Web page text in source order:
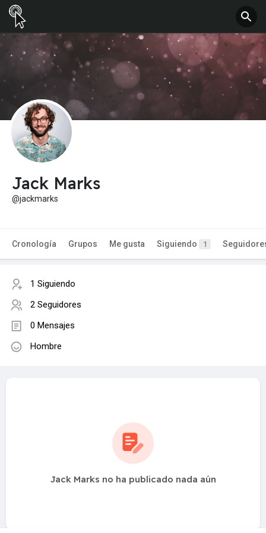
Jack Marks
@jackmarks
Cronología Grupos Me gusta Siguiendo 1
1 Siguiendo
2 Seguidores
0 Mensajes
Hombre
Jack Marks no ha publicado nada aún